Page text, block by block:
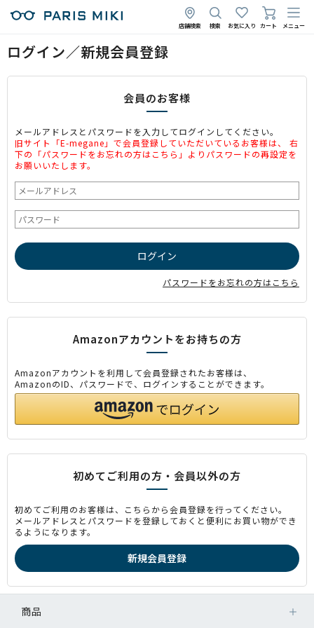
店舗検索 検索 お気に入り カート メニュー
ログイン／新規会員登録
会員のお客様
メールアドレスとパスワードを入力してログインしてください。
旧サイト「E-megane」で会員登録していただいているお客様は、 右
下の「パスワードをお忘れの方はこちら」よりパスワードの再設定を
お願いいたします。
パスワードをお忘れの方はこちら
Amazonアカウントをお持ちの方
Amazonアカウントを利用して会員登録されたお客様は、
AmazonのID、パスワードで、ログインすることができます。
初めてご利用の方・会員以外の方
初めてご利用のお客様は、こちらから会員登録を行ってください。
メールアドレスとパスワードを登録しておくと便利にお買い物ができ
るようになります。
商品